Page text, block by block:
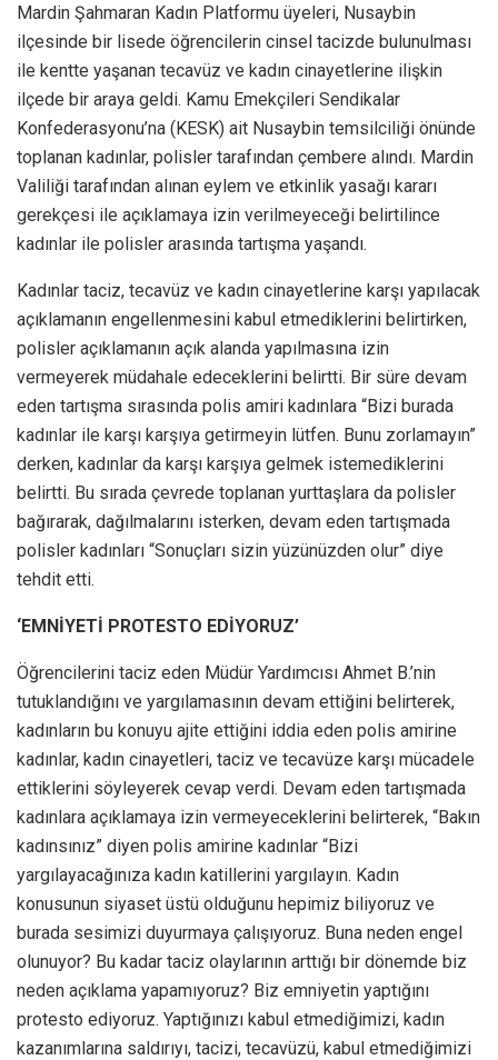
Mardin Şahmaran Kadın Platformu üyeleri, Nusaybin
ilçesinde bir lisede öğrencilerin cinsel tacizde bulunulması
ile kentte yaşanan tecavüz ve kadın cinayetlerine ilişkin
ilçede bir araya geldi. Kamu Emekçileri Sendikalar
Konfederasyonu’na (KESK) ait Nusaybin temsilciliği önünde
toplanan kadınlar, polisler tarafından çembere alındı. Mardin
Valiliği tarafından alınan eylem ve etkinlik yasağı kararı
gerekçesi ile açıklamaya izin verilmeyeceği belirtilince
kadınlar ile polisler arasında tartışma yaşandı.
Kadınlar taciz, tecavüz ve kadın cinayetlerine karşı yapılacak
açıklamanın engellenmesini kabul etmediklerini belirtirken,
polisler açıklamanın açık alanda yapılmasına izin
vermeyerek müdahale edeceklerini belirtti. Bir süre devam
eden tartışma sırasında polis amiri kadınlara “Bizi burada
kadınlar ile karşı karşıya getirmeyin lütfen. Bunu zorlamayın”
derken, kadınlar da karşı karşıya gelmek istemediklerini
belirtti. Bu sırada çevrede toplanan yurttaşlara da polisler
bağırarak, dağılmalarını isterken, devam eden tartışmada
polisler kadınları “Sonuçları sizin yüzünüzden olur” diye
tehdit etti.
‘EMNİYETİ PROTESTO EDİYORUZ’
Öğrencilerini taciz eden Müdür Yardımcısı Ahmet B.’nin
tutuklandığını ve yargılamasının devam ettiğini belirterek,
kadınların bu konuyu ajite ettiğini iddia eden polis amirine
kadınlar, kadın cinayetleri, taciz ve tecavüze karşı mücadele
ettiklerini söyleyerek cevap verdi. Devam eden tartışmada
kadınlara açıklamaya izin vermeyeceklerini belirterek, “Bakın
kadınsınız” diyen polis amirine kadınlar “Bizi
yargılayacağınıza kadın katillerini yargılayın. Kadın
konusunun siyaset üstü olduğunu hepimiz biliyoruz ve
burada sesimizi duyurmaya çalışıyoruz. Buna neden engel
olunuyor? Bu kadar taciz olaylarının arttığı bir dönemde biz
neden açıklama yapamıyoruz? Biz emniyetin yaptığını
protesto ediyoruz. Yaptığınızı kabul etmediğimizi, kadın
kazanımlarına saldırıyı, tacizi, tecavüzü, kabul etmediğimizi